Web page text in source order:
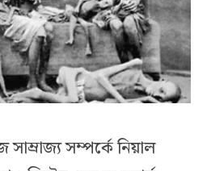
সম্পর্কে নিয়াল